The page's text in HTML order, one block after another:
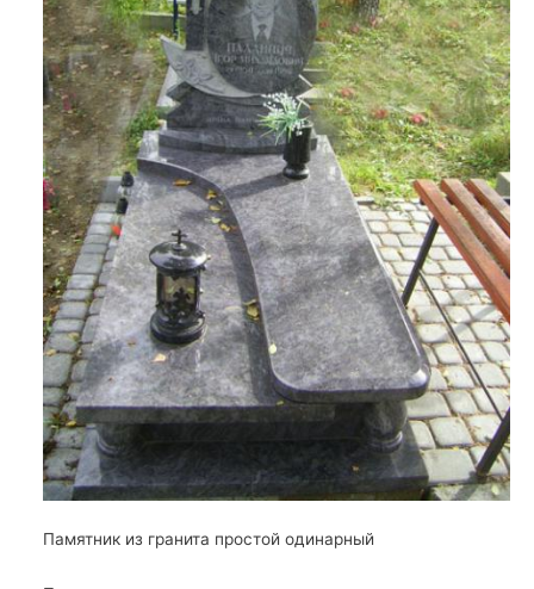
Памятник из гранита простой одинарный